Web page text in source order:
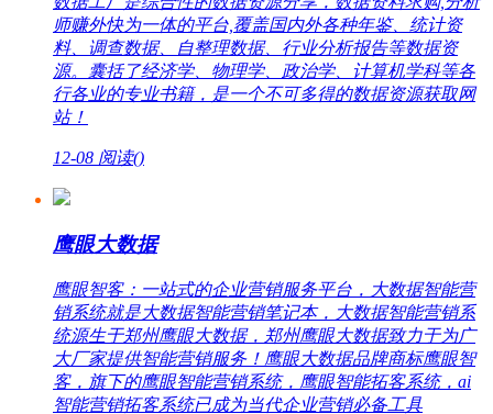
师赚外快为一体的平台,覆盖国内外各种年鉴、统计资
料、调查数据、自整理数据、行业分析报告等数据资
源。囊括了经济学、物理学、政治学、计算机学科等各
行各业的专业书籍，是一个不可多得的数据资源获取网
站！
12-08 阅读()
鹰眼大数据
鹰眼智客：一站式的企业营销服务平台，大数据智能营
销系统就是大数据智能营销笔记本，大数据智能营销系
统源生于郑州鹰眼大数据，郑州鹰眼大数据致力于为广
大厂家提供智能营销服务！鹰眼大数据品牌商标鹰眼智
客，旗下的鹰眼智能营销系统，鹰眼智能拓客系统，ai
智能营销拓客系统已成为当代企业营销必备工具